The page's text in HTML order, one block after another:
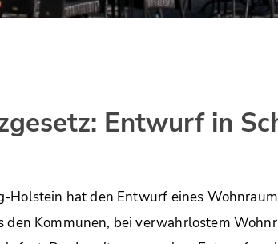
Entwurf in
Holstein hat den Entwurf eines
den Kommunen, bei verwahrlostem